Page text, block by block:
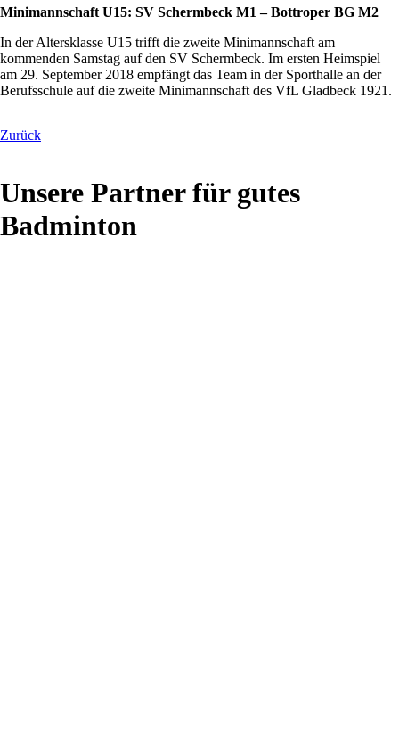
Minimannschaft U15: SV Schermbeck M1 – Bottroper BG M2
In der Altersklasse U15 trifft die zweite Minimannschaft am
kommenden Samstag auf den SV Schermbeck. Im ersten Heimspiel
am 29. September 2018 empfängt das Team in der Sporthalle an der
Berufsschule auf die zweite Minimannschaft des VfL Gladbeck 1921.
Zurück
Unsere Partner für gutes
Badminton